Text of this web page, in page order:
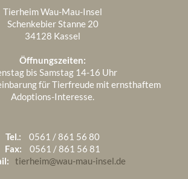
Tierheim Wau-Mau-Insel
Schenkebier Stanne 20
34128 Kassel
Öffnungszeiten:
bis Samstag 14-16 Uhr
für Tierfreude mit ernsthaftem
Adoptions-Interesse.
Tel.:
0561 / 861 56 80
Fax:
0561 / 861 56 81
tierheim@wau-mau-insel.de